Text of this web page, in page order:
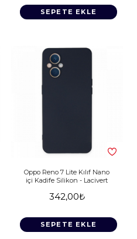
SEPETE EKLE
Oppo Reno 7 Lite Kılıf Nano
içi Kadife Silikon - Lacivert
342,00₺
SEPETE EKLE